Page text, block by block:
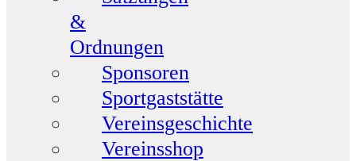
&
Ordnungen
Sponsoren
Sportgaststätte
Vereinsgeschichte
Vereinsshop